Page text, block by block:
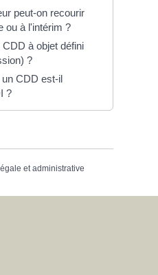
peut-on recourir
ou à l'intérim ?
à objet défini
?
CDD est-il
?
et administrative